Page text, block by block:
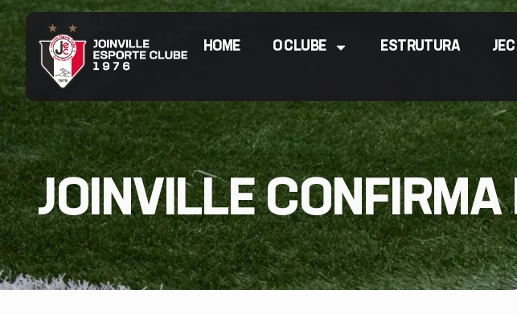
HOME O CLUBE ESTRUTURA
JOINVILLE CONFIRMA